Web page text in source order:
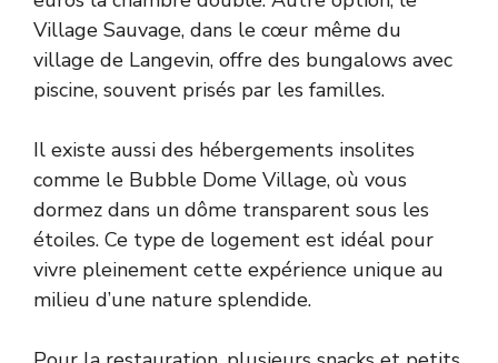
Village Sauvage, dans le cœur même du
village de Langevin, offre des bungalows avec
piscine, souvent prisés par les familles.
Il existe aussi des hébergements insolites
comme le Bubble Dome Village, où vous
dormez dans un dôme transparent sous les
étoiles. Ce type de logement est idéal pour
vivre pleinement cette expérience unique au
milieu d’une nature splendide.